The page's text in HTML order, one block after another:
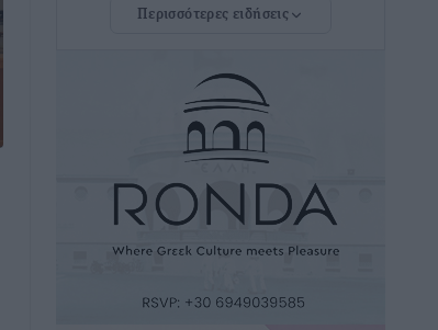
Τοπικές Ειδήσεις πριν 1 ώρα
Συναυλία με τον Γιάννη Κότσιρα στις
Έκτακτη συνεδρίαση της Δημοτικής
Επιτροπής Ρόδου αύριο Παρασκευή 7
Αυγούστου
Περισσότερες ειδήσεις